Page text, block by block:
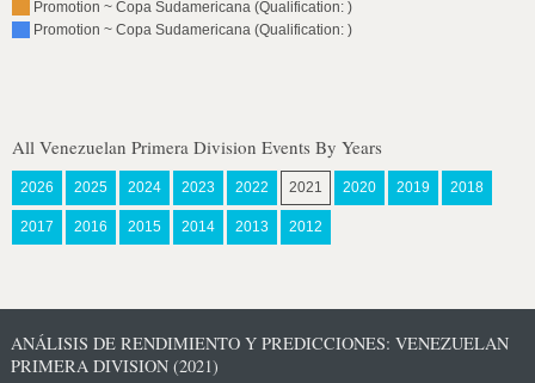
Promotion ~ Copa Sudamericana (Qualification: )
Promotion ~ Copa Sudamericana (Qualification: )
All Venezuelan Primera Division Events By Years
2026 2025 2024 2023 2022 2021 2020 2019 2018
2017 2016 2015 2014 2013 2012
ANÁLISIS DE RENDIMIENTO Y PREDICCIONES: VENEZUELAN
PRIMERA DIVISION (2021)